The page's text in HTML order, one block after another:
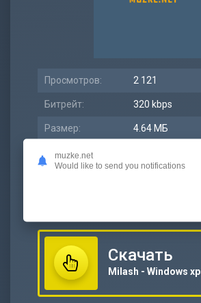
Просмотров: 2 121
Битрейт: 320 kbps
Размер: 4.64 МБ
Длительность:
Скачать
Milash - Windows xp
muzke.net
Would like to send you notifications